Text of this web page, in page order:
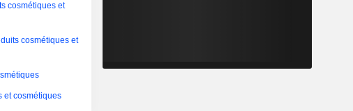
cosmétiques et
cosmétiques et
et cosmétiques